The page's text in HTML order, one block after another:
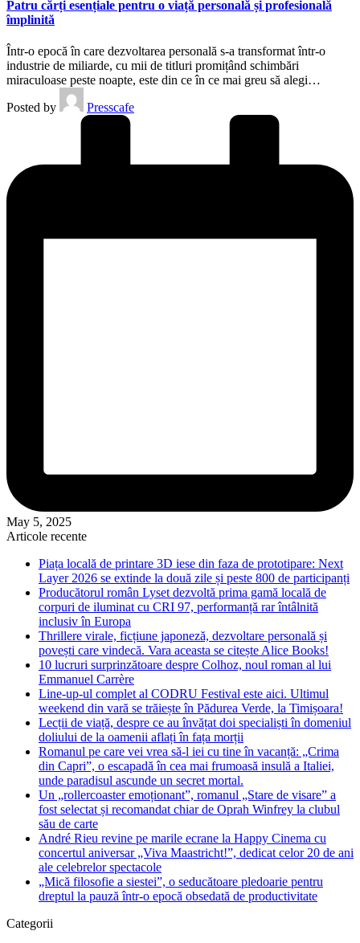
Patru cărți esențiale pentru o viață personală și profesională
împlinită
Într-o epocă în care dezvoltarea personală s-a transformat într-o
industrie de miliarde, cu mii de titluri promițând schimbări
miraculoase peste noapte, este din ce în ce mai greu să alegi…
Posted by
Presscafe
May 5, 2025
Articole recente
Piața locală de printare 3D iese din faza de prototipare: Next
Layer 2026 se extinde la două zile și peste 800 de participanți
Producătorul român Lyset dezvoltă prima gamă locală de
corpuri de iluminat cu CRI 97, performanță rar întâlnită
inclusiv în Europa
Thrillere virale, ficțiune japoneză, dezvoltare personală și
povești care vindecă. Vara aceasta se citește Alice Books!
10 lucruri surprinzătoare despre Colhoz, noul roman al lui
Emmanuel Carrère
Line-up-ul complet al CODRU Festival este aici. Ultimul
weekend din vară se trăiește în Pădurea Verde, la Timișoara!
Lecții de viață, despre ce au învățat doi specialiști în domeniul
doliului de la oamenii aflați în fața morții
Romanul pe care vei vrea să-l iei cu tine în vacanță: „Crima
din Capri”, o escapadă în cea mai frumoasă insulă a Italiei,
unde paradisul ascunde un secret mortal.
Un „rollercoaster emoționant”, romanul „Stare de visare” a
fost selectat și recomandat chiar de Oprah Winfrey la clubul
său de carte
André Rieu revine pe marile ecrane la Happy Cinema cu
concertul aniversar „Viva Maastricht!”, dedicat celor 20 de ani
ale celebrelor spectacole
„Mică filosofie a siestei”, o seducătoare pledoarie pentru
dreptul la pauză într-o epocă obsedată de productivitate
Categorii